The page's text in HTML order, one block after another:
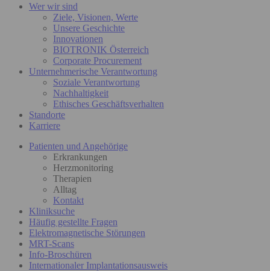
Wer wir sind
Ziele, Visionen, Werte
Unsere Geschichte
Innovationen
BIOTRONIK Österreich
Corporate Procurement
Unternehmerische Verantwortung
Soziale Verantwortung
Nachhaltigkeit
Ethisches Geschäftsverhalten
Standorte
Karriere
Patienten und Angehörige
Erkrankungen
Herzmonitoring
Therapien
Alltag
Kontakt
Kliniksuche
Häufig gestellte Fragen
Elektromagnetische Störungen
MRT-Scans
Info-Broschüren
Internationaler Implantationsausweis